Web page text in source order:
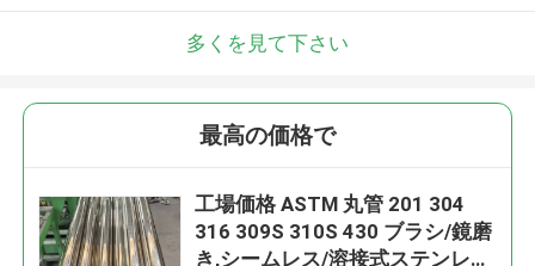
多くを見て下さい
最高の価格で
工場価格 ASTM 丸管 201 304
316 309S 310S 430 ブラシ/鏡磨
き,シームレス/溶接式ステンレス